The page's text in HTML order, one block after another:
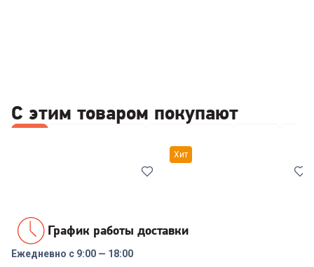
С этим товаром покупают
Хит
График работы доставки
Ежедневно с 9:00 — 18:00